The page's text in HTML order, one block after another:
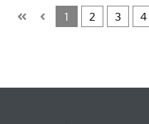
1 2 3 4